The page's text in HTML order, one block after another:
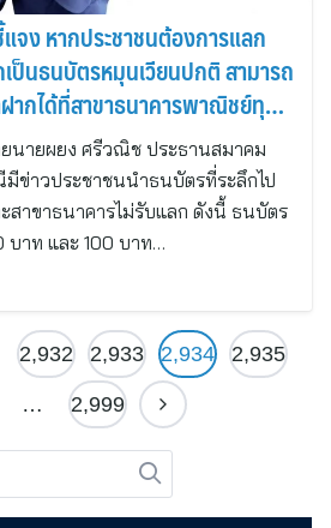
จง หากประชาชนต้องการแลก
ป็นธนบัตรหมุนเวียนปกติ สามารถ
ากได้ที่สาขาธนาคารพาณิชย์ทุก
นายผยง ศรีวณิช ประธานสมาคม
มีข่าวประชาชนนำธนบัตรที่ระลึกไป
สาขาธนาคารไม่รับแลก ดังนี้ ธนบัตร
บาท และ 100 บาท…
2,932 2,933 2,934 2,935
… 2,999